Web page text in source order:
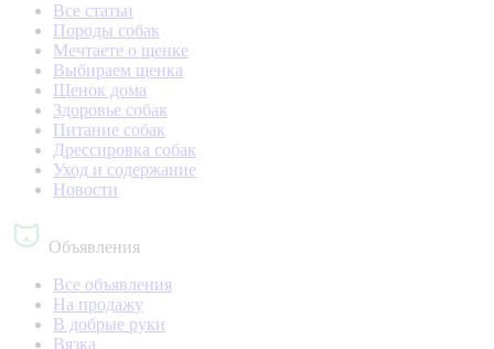
Все статьи
Породы собак
Мечтаете о щенке
Выбираем щенка
Щенок дома
Здоровье собак
Питание собак
Дрессировка собак
Уход и содержание
Новости
Объявления
Все объявления
На продажу
В добрые руки
Вязка